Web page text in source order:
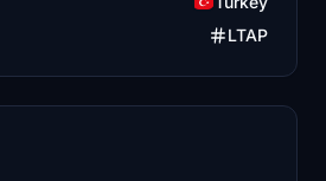
LTAP